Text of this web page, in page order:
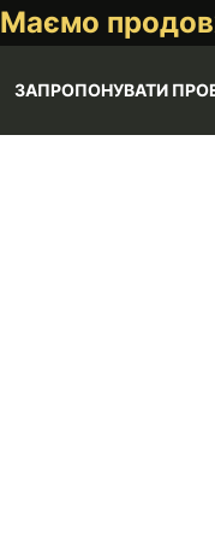
Маємо
ЗАПРОПОНУВАТИ